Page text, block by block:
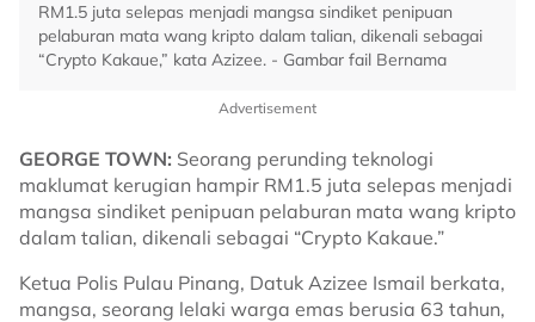
RM1.5 juta selepas menjadi mangsa sindiket penipuan
pelaburan mata wang kripto dalam talian, dikenali sebagai
“Crypto Kakaue,” kata Azizee. - Gambar fail Bernama
Advertisement
GEORGE TOWN: Seorang perunding teknologi
maklumat kerugian hampir RM1.5 juta selepas menjadi
mangsa sindiket penipuan pelaburan mata wang kripto
dalam talian, dikenali sebagai “Crypto Kakaue.”
Ketua Polis Pulau Pinang, Datuk Azizee Ismail berkata,
mangsa, seorang lelaki warga emas berusia 63 tahun,